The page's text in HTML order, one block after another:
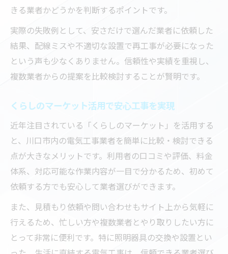
きる業者かどうかを判断するポイントです。
実際の失敗例として、安さだけで選んだ業者に依頼した
結果、配線ミスや不適切な設置で再工事が必要になった
という声も少なくありません。信頼性や実績を重視し、
複数業者からの提案を比較検討することが賢明です。
くらしのマーケット活用で安心工事を実現
近年注目されている「くらしのマーケット」を活用する
と、川口市内の電気工事業者を簡単に比較・検討できる
点が大きなメリットです。利用者の口コミや評価、料金
体系、対応可能な作業内容が一目で分かるため、初めて
依頼する方でも安心して業者選びができます。
また、見積もり依頼や問い合わせもサイト上から気軽に
行えるため、忙しい方や複数業者とやり取りしたい方に
とって非常に便利です。特に照明器具の交換や設置とい